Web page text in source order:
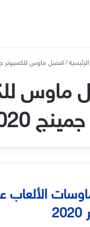
الرئيسية / افضل ماوس للكمبيوتر
ماوس
جمينج 2020
الألعاب